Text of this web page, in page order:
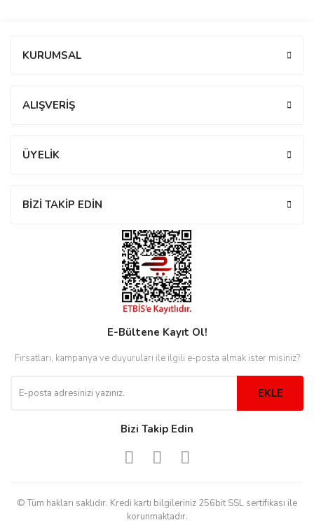
KURUMSAL
ALIŞVERİŞ
ÜYELİK
BİZİ TAKİP EDİN
E-Bültene Kayıt Ol!
Fırsatları, kampanya ve duyuruları ile ilgili e-posta almak ister misiniz?
EKLE
Bizi Takip Edin
© Tüm hakları saklıdır. Kredi kartı bilgileriniz 256bit SSL sertifikası ile
korunmaktadır.